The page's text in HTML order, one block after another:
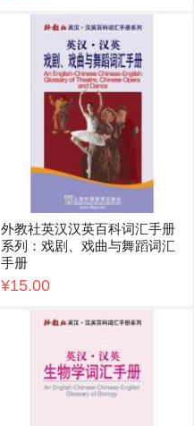
外教社英汉汉英百科词汇手册
系列：戏剧、戏曲与舞蹈词汇
手册
¥15.00